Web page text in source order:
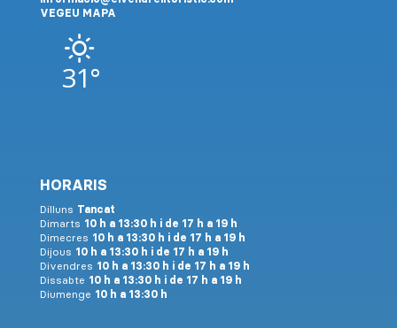
VEGEU MAPA
31°
HORARIS
Dilluns Tancat
Dimarts 10 h a 13:30 h i de 17 h a 19 h
Dimecres 10 h a 13:30 h i de 17 h a 19 h
Dijous 10 h a 13:30 h i de 17 h a 19 h
Divendres 10 h a 13:30 h i de 17 h a 19 h
Dissabte 10 h a 13:30 h i de 17 h a 19 h
Diumenge 10 h a 13:30 h